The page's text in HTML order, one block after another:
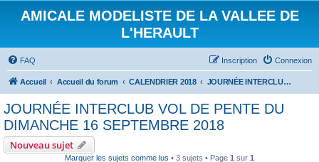
AMICALE MODELISTE DE LA VALLEE DE
L'HERAULT
FAQ Connexion
Inscription
Accueil Accueil du forum CALENDRIER 2018 JOURNÉE INTERCLUB VOL DE PENTE DU DIMANCHE 16 SEPTEMBRE 2018
JOURNÉE INTERCLUB VOL DE PENTE DU
DIMANCHE 16 SEPTEMBRE 2018
Nouveau sujet
Marquer les sujets comme lus • 3 sujets • Page 1 sur 1